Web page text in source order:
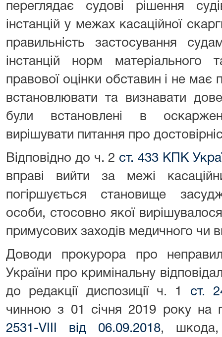
переглядає судові рішення
інстанцій у межах касаційної
правильність застосування
інстанцій норм матеріального
правової оцінки обставин і не має
встановлювати та визнавати
були встановлені в
вирішувати питання про
Відповідно до ч. 2 ст. 433 КПК
вправі вийти за межі
погіршується становище
особи, стосовно якої
примусових заходів медичного чи
Доводи прокурора про
України про кримінальну
до редакції диспозиції ч. 1 ст.
чинною з 01 січня 2019 року на
2531-VIII від 06.09.2018, шкода,